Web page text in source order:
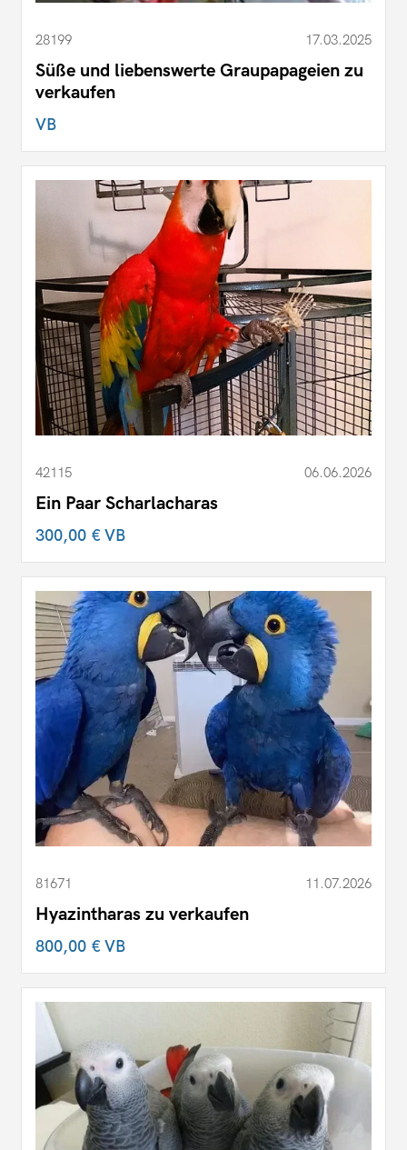
28199 17.03.2025
Süße und liebenswerte Graupapageien zu
verkaufen
VB
42115 06.06.2026
Ein Paar Scharlacharas
300,00 €VB
81671 11.07.2026
Hyazintharas zu verkaufen
800,00 €VB